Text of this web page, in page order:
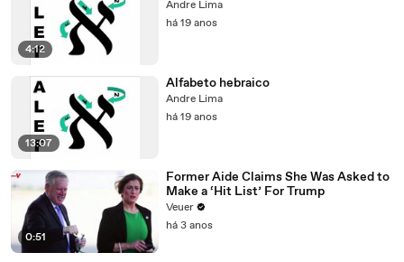
4:12
Andre Lima
há 19 anos
13:07
Alfabeto hebraico
Andre Lima
há 19 anos
0:51
Former Aide Claims She Was Asked to
Make a ‘Hit List’ For Trump
Veuer
há 3 anos